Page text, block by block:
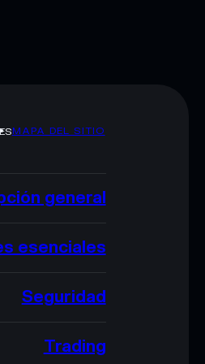
MAPA DEL SITIO
general
esenciales
Seguridad
Trading